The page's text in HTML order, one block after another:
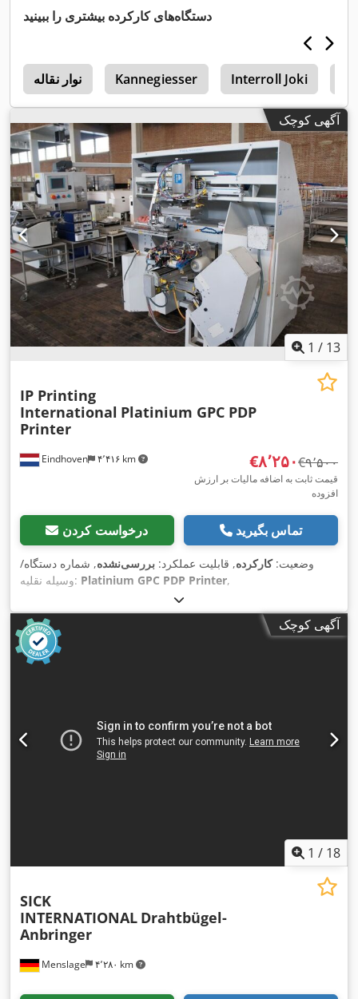
دستگاه‌های کارکرده بیشتری را ببینید
نوار نقاله Kannegiesser Interroll Joki
آگهی کوچک
1 / 13
Eindhoven ۴٬۴۱۶ km
IP Printing
International Platinium GPC PDP
Printer
‎€۸٬۲۵۰ ‎€۹٬۵۰۰
قیمت ثابت به اضافه مالیات بر ارزش
افزوده
درخواست کردن تماس بگیرید
وضعیت:کارکرده, قابلیت عملکرد: بررسی‌نشده, شماره دستگاه/
وسیله نقلیه: Platinium GPC PDP Printer,
آگهی کوچک
1 / 18
Menslage ۴٬۲۸۰ km
SICK
INTERNATIONAL Drahtbügel-
Anbringer